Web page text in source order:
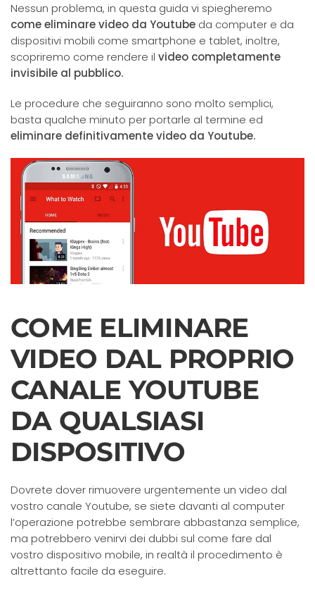
Nessun problema, in questa guida vi spiegheremo
come eliminare video da Youtube da computer e da
dispositivi mobili come smartphone e tablet, inoltre,
scopriremo come rendere il video completamente
invisibile al pubblico.
Le procedure che seguiranno sono molto semplici,
basta qualche minuto per portarle al termine ed
eliminare definitivamente video da Youtube.
COME ELIMINARE
VIDEO DAL PROPRIO
CANALE YOUTUBE
DA QUALSIASI
DISPOSITIVO
Dovrete dover rimuovere urgentemente un video dal
vostro canale Youtube, se siete davanti al computer
l’operazione potrebbe sembrare abbastanza semplice,
ma potrebbero venirvi dei dubbi sul come fare dal
vostro dispositivo mobile, in realtà il procedimento è
altrettanto facile da eseguire.